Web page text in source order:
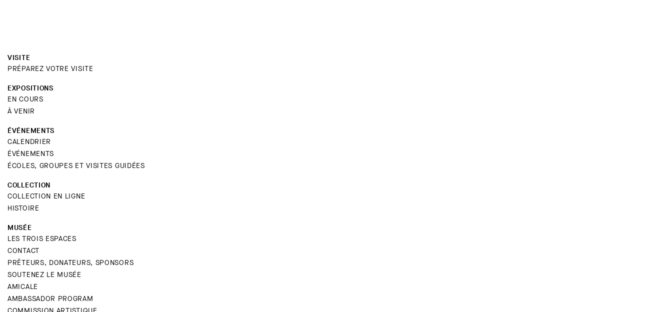
VISITE
PRÉPAREZ VOTRE VISITE
EXPOSITIONS
EN COURS
À VENIR
ÉVÉNEMENTS
CALENDRIER
ÉVÉNEMENTS
ÉCOLES, GROUPES ET VISITES GUIDÉES
COLLECTION
COLLECTION EN LIGNE
HISTOIRE
MUSÉE
LES TROIS ESPACES
CONTACT
PRÊTEURS, DONATEURS, SPONSORS
SOUTENEZ LE MUSÉE
AMICALE
AMBASSADOR PROGRAM